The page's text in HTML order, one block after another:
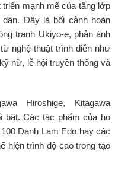
mạnh mẽ của tầng lớp
Đây là bối cảnh hoàn
tranh Ukiyo-e, phản ánh
nghệ thuật trình diễn như
nữ, lễ hội truyền thống và
Hiroshige, Kitagawa
bật. Các tác phẩm của họ
Danh Lam Edo hay các
hiện trình độ cao trong tạo